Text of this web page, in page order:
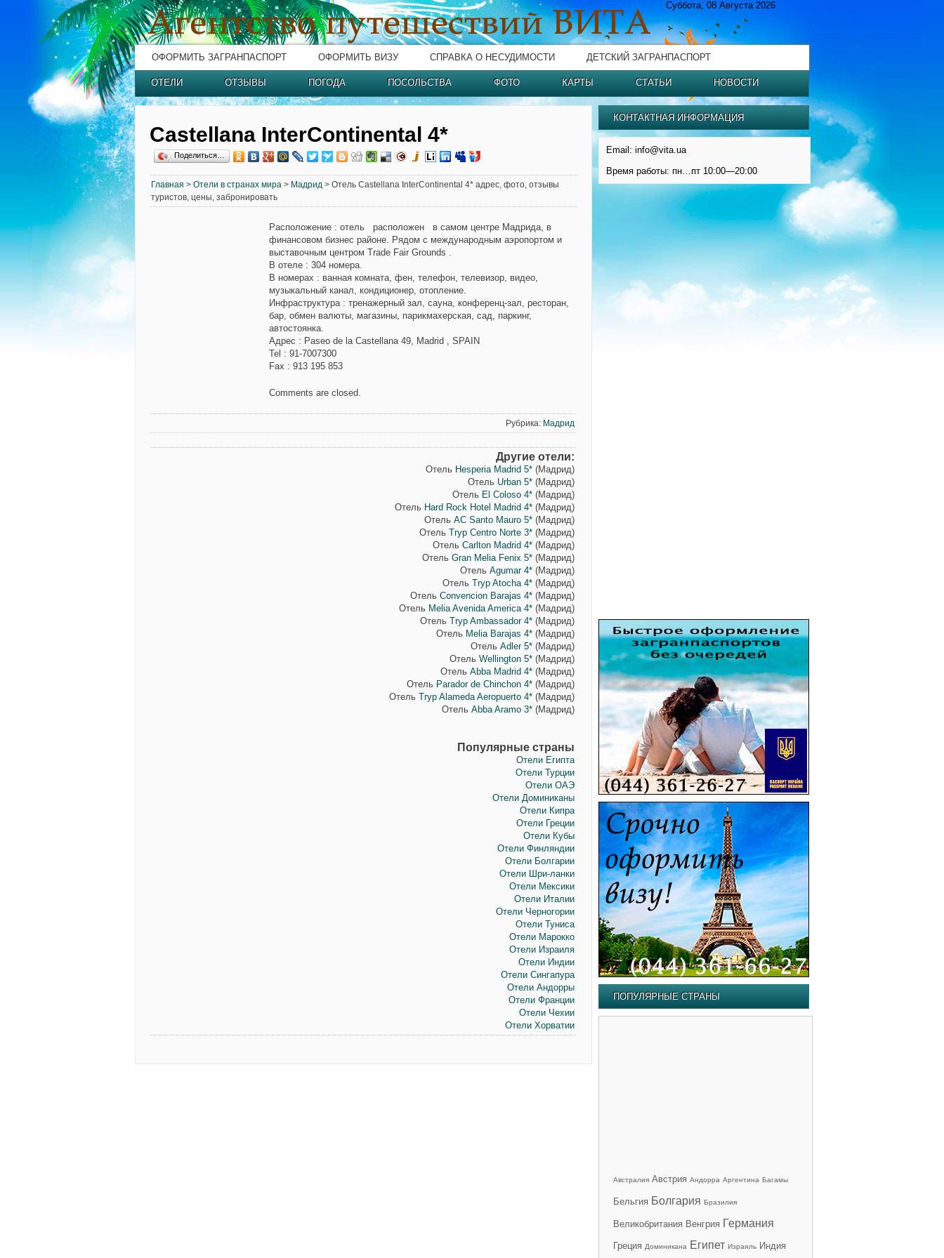
Суббота, 08 Августа 2026
ОФОРМИТЬ ЗАГРАНПАСПОРТ ОФОРМИТЬ ВИЗУ СПРАВКА О НЕСУДИМОСТИ ДЕТСКИЙ ЗАГРАНПАСПОРТ
ОТЕЛИ ОТЗЫВЫ ПОГОДА ПОСОЛЬСТВА ФОТО КАРТЫ СТАТЬИ НОВОСТИ
Castellana InterContinental 4*
Поделиться…
Главная > Отели в странах мира > Мадрид > Отель Castellana InterContinental 4* адрес, фото, отзывы
туристов, цены, забронировать
Расположение : отель расположен в самом центре Мадрида, в
финансовом бизнес районе. Рядом с международным аэропортом и
выставочным центром Trade Fair Grounds .
В отеле : 304 номера.
В номерах : ванная комната, фен, телефон, телевизор, видео,
музыкальный канал, кондиционер, отопление.
Инфраструктура: тренажерный зал, сауна, конференц-зал, ресторан,
бар, обмен валюты, магазины, парикмахерская, сад, паркинг,
автостоянка.
Адрес : Paseo de la Castellana 49, Madrid , SPAIN
Tel : 91-7007300
Fax : 913 195 853
Comments are closed.
Рубрика: Мадрид
Другие отели:
Отель Hesperia Madrid 5*(Мадрид)
Отель Urban 5*(Мадрид)
Отель El Coloso 4*(Мадрид)
Отель Hard Rock Hotel Madrid 4*(Мадрид)
Отель AC Santo Mauro 5*(Мадрид)
Отель Tryp Centro Norte 3*(Мадрид)
Отель Carlton Madrid 4*(Мадрид)
Отель Gran Melia Fenix 5*(Мадрид)
Отель Agumar 4*(Мадрид)
Отель Tryp Atocha 4*(Мадрид)
Отель Convencion Barajas 4*(Мадрид)
Отель Melia Avenida America 4*(Мадрид)
Отель Tryp Ambassador 4*(Мадрид)
Отель Melia Barajas 4*(Мадрид)
Отель Adler 5*(Мадрид)
Отель Wellington 5*(Мадрид)
Отель Abba Madrid 4*(Мадрид)
Отель Parador de Chinchon 4*(Мадрид)
Отель Tryp Alameda Aeropuerto 4*(Мадрид)
Отель Abba Aramo 3*(Мадрид)
Популярные страны
Отели Египта
Отели Турции
Отели ОАЭ
Отели Доминиканы
Отели Кипра
Отели Греции
Отели Кубы
Отели Финляндии
Отели Болгарии
Отели Шри-ланки
Отели Мексики
Отели Италии
Отели Черногории
Отели Туниса
Отели Марокко
Отели Израиля
Отели Индии
Отели Сингапура
Отели Андорры
Отели Франции
Отели Чехии
Отели Хорватии
КОНТАКТНАЯ ИНФОРМАЦИЯ
Email: info@vita.ua
Время работы: пн…пт 10:00—20:00
ПОПУЛЯРНЫЕ СТРАНЫ
Австралия Австрия Андорра Аргентина Багамы
Бельгия Болгария Бразилия
Великобритания Венгрия Германия
Греция Доминикана Египет Израиль Индия